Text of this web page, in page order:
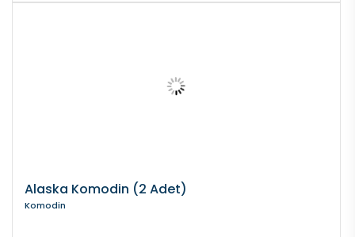
Alaska Komodin (2 Adet)
Komodin